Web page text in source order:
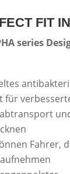
FIT
series
für
Fahrer,